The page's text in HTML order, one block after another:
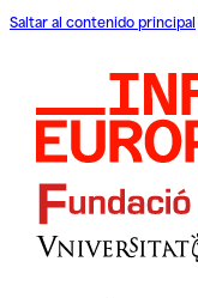
Saltar al contenido principal